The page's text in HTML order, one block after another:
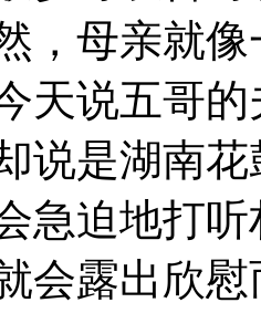
，母亲就
天说五哥
说是湖南
急迫地打
会露出欣